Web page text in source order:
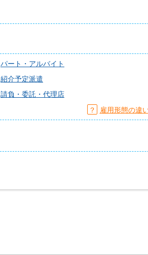
パート・アルバイト
紹介予定派遣
請負・委託・代理店
？ 雇用形態の違